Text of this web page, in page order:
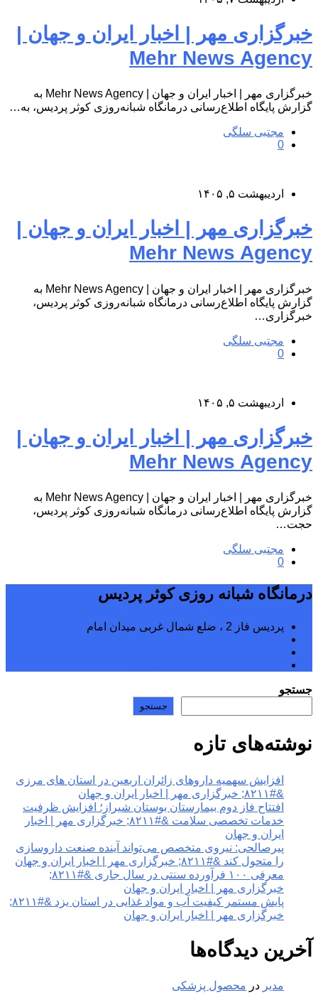
خبرگزاری مهر | اخبار ایران و جهان |
Mehr News Agency
خبرگزاری مهر | اخبار ایران و جهان | Mehr News Agency به
گزارش پایگاه اطلاع‌رسانی درمانگاه شبانه‌روزی کوثر پردیس، به…
مجتبی سلگی
0
اردیبهشت ۵, ۱۴۰۵
خبرگزاری مهر | اخبار ایران و جهان |
Mehr News Agency
خبرگزاری مهر | اخبار ایران و جهان | Mehr News Agency به
گزارش پایگاه اطلاع‌رسانی درمانگاه شبانه‌روزی کوثر پردیس،
خبرگزاری…
مجتبی سلگی
0
اردیبهشت ۵, ۱۴۰۵
خبرگزاری مهر | اخبار ایران و جهان |
Mehr News Agency
خبرگزاری مهر | اخبار ایران و جهان | Mehr News Agency به
گزارش پایگاه اطلاع‌رسانی درمانگاه شبانه‌روزی کوثر پردیس،
حجت…
مجتبی سلگی
0
درمانگاه شبانه روزی کوثر پردیس
پردیس فاز 2 ، ضلع شمال غربی میدان امام
جستجو
جستجو
نوشته‌های تازه
افزایش سهمیه داروهای زائران اربعین در استان های مرزی
&#۸۲۱۱; خبرگزاری مهر | اخبار ایران و جهان
افتتاح فاز دوم بیمارستان بوستان شیراز؛ افزایش ظرفیت
خدمات تخصصی سلامت &#۸۲۱۱; خبرگزاری مهر | اخبار
ایران و جهان
پیرصالحی: نیروی متخصص می‌تواند آینده صنعت داروسازی
را متحول کند &#۸۲۱۱; خبرگزاری مهر | اخبار ایران و جهان
معرفی ۱۰۰ فرآورده سنتی در سال جاری &#۸۲۱۱;
خبرگزاری مهر | اخبار ایران و جهان
پایش مستمر کیفیت آب و مواد غذایی در استان یزد &#۸۲۱۱;
خبرگزاری مهر | اخبار ایران و جهان
آخرین دیدگاه‌ها
مدیر در محصول پزشکی